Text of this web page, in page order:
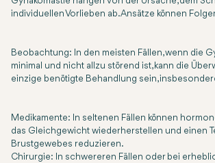
individuellen Vorlieben ab. Ansätze können
Beobachtung: In den meisten Fällen, wenn die
minimal und nicht allzu störend ist, kann die
einzige benötigte Behandlung sein,
Medikamente: In seltenen Fällen können
das Gleichgewicht wiederherstellen und einen
Brustgewebes reduzieren.
Chirurgie: In schwereren Fällen oder bei